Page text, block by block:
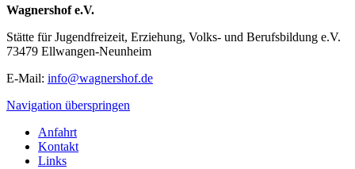
Wagnershof e.V.
Stätte für Jugendfreizeit, Erziehung, Volks- und Berufsbildung e.V.
73479 Ellwangen-Neunheim
E-Mail: info@wagnershof.de
Navigation überspringen
Anfahrt
Kontakt
Links